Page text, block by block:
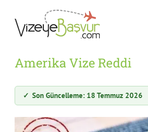
content
Amerika Vize Reddi
✓ Son Güncelleme: 18 Temmuz 2026